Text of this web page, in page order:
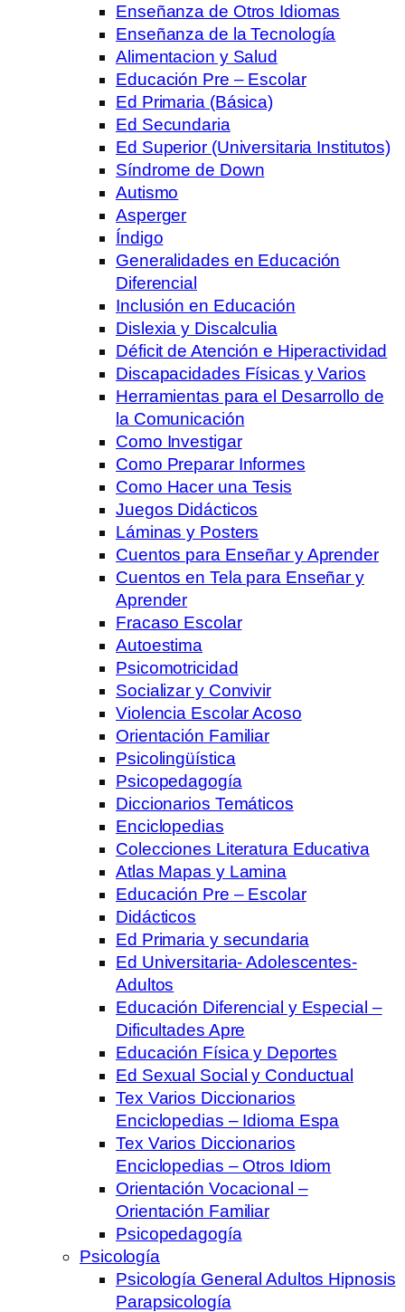
Enseñanza de Otros Idiomas
Enseñanza de la Tecnología
Alimentacion y Salud
Educación Pre – Escolar
Ed Primaria (Básica)
Ed Secundaria
Ed Superior (Universitaria Institutos)
Síndrome de Down
Autismo
Asperger
Índigo
Generalidades en Educación
Diferencial
Inclusión en Educación
Dislexia y Discalculia
Déficit de Atención e Hiperactividad
Discapacidades Físicas y Varios
Herramientas para el Desarrollo de
la Comunicación
Como Investigar
Como Preparar Informes
Como Hacer una Tesis
Juegos Didácticos
Láminas y Posters
Cuentos para Enseñar y Aprender
Cuentos en Tela para Enseñar y
Aprender
Fracaso Escolar
Autoestima
Psicomotricidad
Socializar y Convivir
Violencia Escolar Acoso
Orientación Familiar
Psicolingüística
Psicopedagogía
Diccionarios Temáticos
Enciclopedias
Colecciones Literatura Educativa
Atlas Mapas y Lamina
Educación Pre – Escolar
Didácticos
Ed Primaria y secundaria
Ed Universitaria- Adolescentes-
Adultos
Educación Diferencial y Especial –
Dificultades Apre
Educación Física y Deportes
Ed Sexual Social y Conductual
Tex Varios Diccionarios
Enciclopedias – Idioma Espa
Tex Varios Diccionarios
Enciclopedias – Otros Idiom
Orientación Vocacional –
Orientación Familiar
Psicopedagogía
Psicología
Psicología General Adultos Hipnosis
Parapsicología